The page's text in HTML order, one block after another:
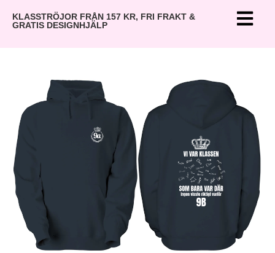
KLASSTRÖJOR FRÅN 157 KR, FRI FRAKT &
GRATIS DESIGNHJÄLP